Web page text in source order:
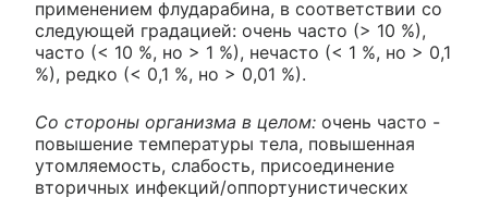
применением флударабина, в соответствии со
следующей градацией: очень часто (> 10 %),
часто (< 10 %, но > 1 %), нечасто (< 1 %, но > 0,1
%), редко (< 0,1 %, но > 0,01 %).
Со стороны организма в целом: очень часто -
повышение температуры тела, повышенная
утомляемость, слабость, присоединение
вторичных инфекций/оппортунистических